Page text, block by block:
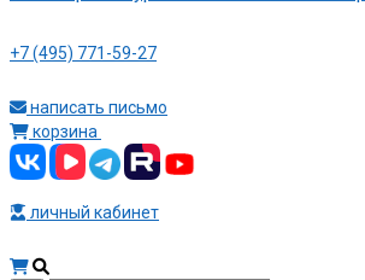
+7 (495) 771-59-27
написать письмо
корзина
личный кабинет